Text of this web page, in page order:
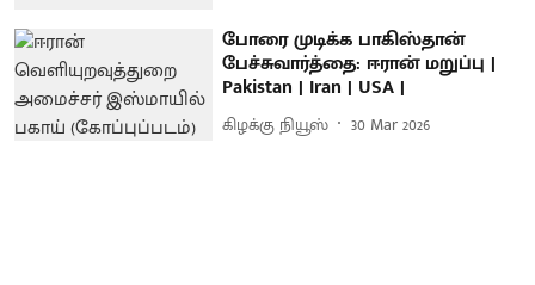
போரை முடிக்க பாகிஸ்தான்
பேச்சுவார்த்தை: ஈரான் மறுப்பு |
Pakistan | Iran | USA |
கிழக்கு நியூஸ் 30 Mar 2026